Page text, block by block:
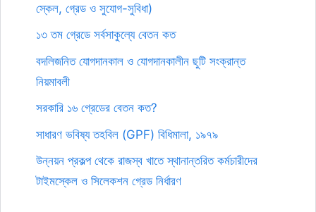
স্কেল, গ্রেড ও সুযোগ-সুবিধা)
১৩ তম গ্রেডে সর্বসাকুল্যে বেতন কত
বদলিজনিত যোগদানকাল ও যোগদানকালীন ছুটি সংক্রান্ত
নিয়মাবলী
সরকারি ১৬ গ্রেডের বেতন কত?
সাধারণ ভবিষ্য তহবিল (GPF) বিধিমালা, ১৯৭৯
উন্নয়ন প্রকল্প থেকে রাজস্ব খাতে স্থানান্তরিত কর্মচারীদের
টাইমস্কেল ও সিলেকশন গ্রেড নির্ধারণ